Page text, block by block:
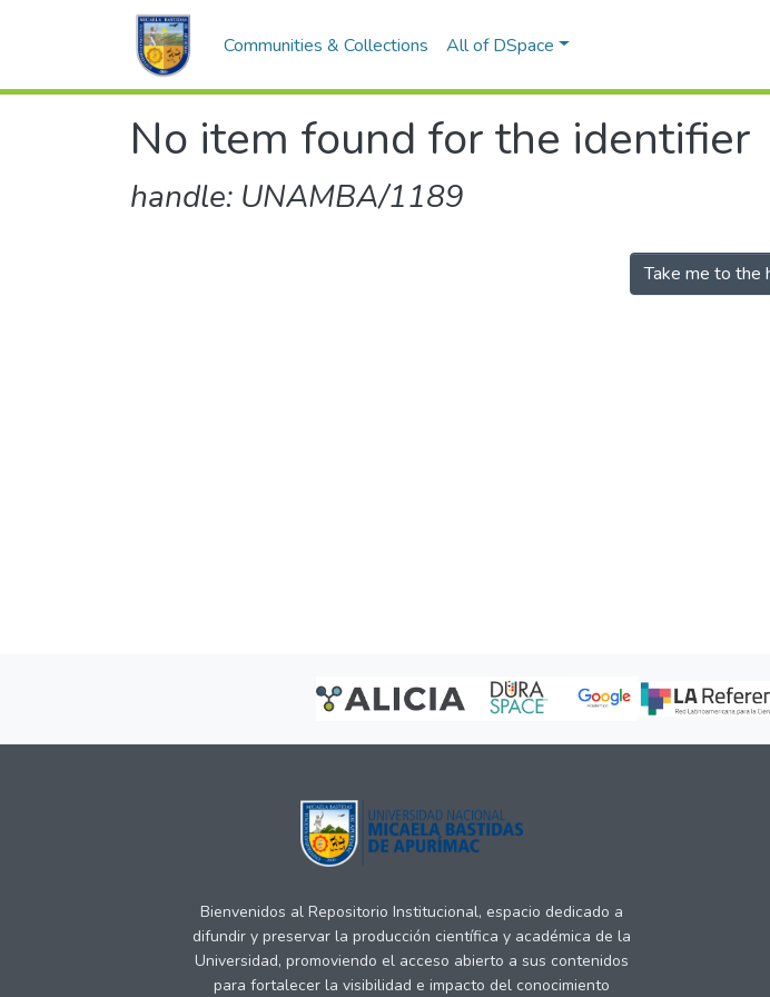
Communities & Collections All of DSpace
No item found for the identifier
handle: UNAMBA/1189
Take me to the
Bienvenidos al Repositorio Institucional, espacio dedicado a
difundir y preservar la producción científica y académica de la
Universidad, promoviendo el acceso abierto a sus contenidos
para fortalecer la visibilidad e impacto del conocimiento